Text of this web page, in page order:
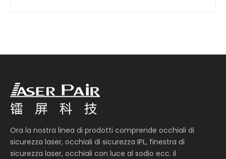
Ora la nostra linea di prodotti comprende occhiali di
sicurezza laser, occhiali di sicurezza IPL, finestra di
sicurezza laser, occhiali con luce al sodio ecc. il